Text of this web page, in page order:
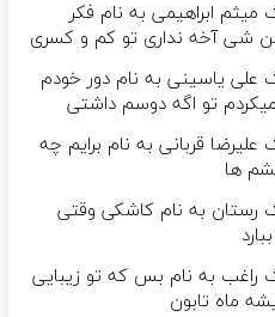
میثم ابراهیمی به نام فکر
من شی آخه نداری تو کم و کسری
علی یاسینی به نام دور خودم
تو اگه دوسم داشتی
علیرضا قربانی به نام برایم چه
ها
رستان به نام کاشکی وقتی
راغب به نام بس که تو زیبایی
ماه تابون